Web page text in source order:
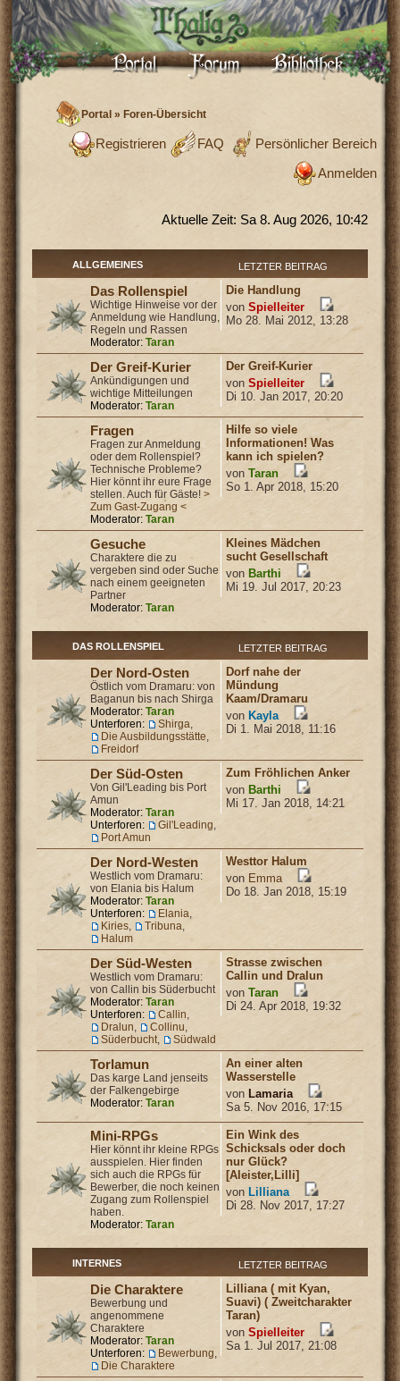
Portal »Foren-Übersicht
Persönlicher Bereich
FAQ
Registrieren
Anmelden
Aktuelle Zeit: Sa 8. Aug 2026, 10:42
ALLGEMEINES LETZTER BEITRAG
Das Rollenspiel
Wichtige Hinweise vor der
Anmeldung wie Handlung,
Regeln und Rassen
Moderator: Taran
Die Handlung
vonSpielleiter
Mo 28. Mai 2012, 13:28
Der Greif-Kurier
Ankündigungen und
wichtige Mitteilungen
Moderator: Taran
Der Greif-Kurier
vonSpielleiter
Di 10. Jan 2017, 20:20
Fragen
Fragen zur Anmeldung
oder dem Rollenspiel?
Technische Probleme?
Hier könnt ihr eure Frage
stellen. Auch für Gäste!>
Zum Gast-Zugang <
Moderator: Taran
Hilfe so viele
Informationen! Was
kann ich spielen?
vonTaran
So 1. Apr 2018, 15:20
Gesuche
Charaktere die zu
vergeben sind oder Suche
nach einem geeigneten
Partner
Moderator: Taran
Kleines Mädchen
sucht Gesellschaft
von Barthi
Mi 19. Jul 2017, 20:23
DAS ROLLENSPIEL LETZTER BEITRAG
Der Nord-Osten
Östlich vom Dramaru: von
Baganun bis nach Shirga
Moderator: Taran
Unterforen:
Shirga
Die Ausbildungsstätte
Freidorf
Dorf nahe der
Mündung
Kaam/Dramaru
von Kayla
Di 1. Mai 2018, 11:16
Der Süd-Osten
Von Gil'Leading bis Port
Amun
Moderator: Taran
Unterforen:
Gil'Leading
Port Amun
Zum Fröhlichen Anker
von Barthi
Mi 17. Jan 2018, 14:21
Der Nord-Westen
Westlich vom Dramaru:
von Elania bis Halum
Moderator: Taran
Unterforen:
Elania
Kiries
Tribuna
Halum
Westtor Halum
von Emma
Do 18. Jan 2018, 15:19
Der Süd-Westen
Westlich vom Dramaru:
von Callin bis Süderbucht
Moderator: Taran
Unterforen:
Callin
Dralun
Collinu
Süderbucht
Südwald
Strasse zwischen
Callin und Dralun
vonTaran
Di 24. Apr 2018, 19:32
Torlamun
Das karge Land jenseits
der Falkengebirge
Moderator: Taran
An einer alten
Wasserstelle
von Lamaria
Sa 5. Nov 2016, 17:15
Mini-RPGs
Hier könnt ihr kleine RPGs
ausspielen. Hier finden
sich auch die RPGs für
Bewerber, die noch keinen
Zugang zum Rollenspiel
haben.
Moderator: Taran
Ein Wink des
Schicksals oder doch
nur Glück?
[Aleister,Lilli]
von Lilliana
Di 28. Nov 2017, 17:27
INTERNES LETZTER BEITRAG
Die Charaktere
Bewerbung und
angenommene
Charaktere
Moderator: Taran
Unterforen:
Bewerbung,
Die Charaktere
Lilliana ( mit Kyan,
Suavi) ( Zweitcharakter
Taran)
vonSpielleiter
Sa 1. Jul 2017, 21:08